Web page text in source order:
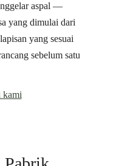
aspal —
yang dimulai dari
yang sesuai
sebelum satu
kami